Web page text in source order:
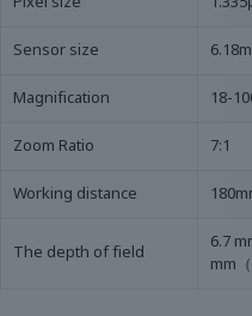
Sensor size
Magnification 18-
Zoom Ratio 7:1
Working distance
The depth of field
6.7
mm